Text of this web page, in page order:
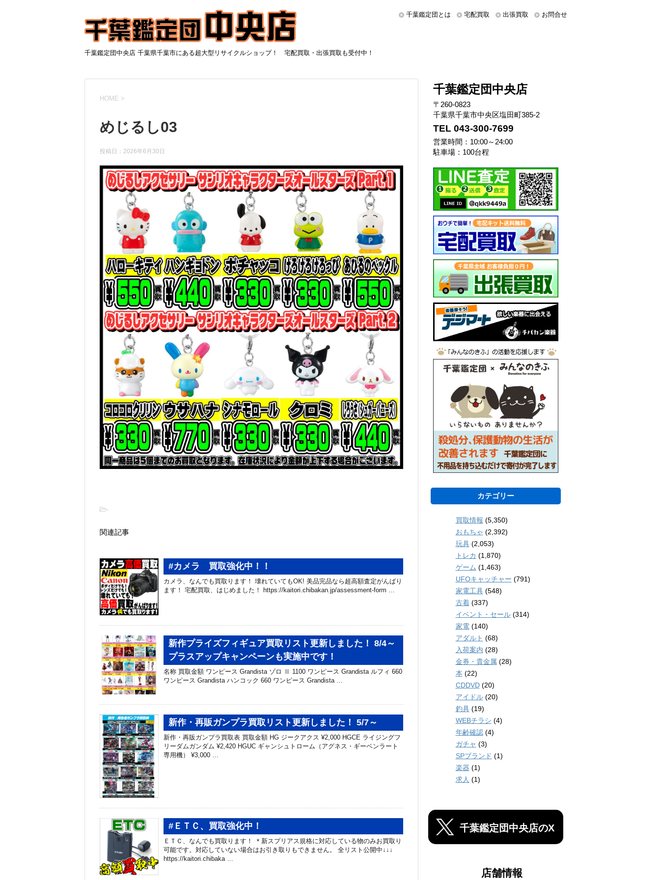
千葉鑑定団中央店 千葉県千葉市にある超大型リサイクルショップ！ 宅配買取・出張買取も受付中！
千葉鑑定団とは 宅配買取 出張買取 お問合せ
HOME >
めじるし03
投稿日： 2026年6月30日
-
関連記事
#カメラ 買取強化中！！
カメラ、なんでも買取ります！ 壊れていてもOK! 美品完品なら超高額査定がんばり
ます！ 宅配買取、はじめました！ https://kaitori.chibakan.jp/assessment-form …
新作プライズフィギュア買取リスト更新しました！ 8/4～
プラスアップキャンペーンも実施中です！
名称 買取金額 ワンピース Grandista ゾロ Ⅱ 1100 ワンピース Grandista ルフィ 660
ワンピース Grandista ハンコック 660 ワンピース Grandista …
新作・再販ガンプラ買取リスト更新しました！ 5/7～
新作・再販ガンプラ買取表 買取金額 HG ジークアクス ¥2,000 HGCE ライジングフ
リーダムガンダム ¥2,420 HGUC ギャンシュトローム（アグネス・ギーベンラート
専用機） ¥3,000 …
#ＥＴＣ、買取強化中！
ＥＴＣ、なんでも買取ります！ ＊新スプリアス規格に対応している物のみお買取り
可能です。対応していない場合はお引き取りもできません。 全リスト公開中↓↓↓
https://kaitori.chibaka …
千葉鑑定団中央店
〒260-0823
千葉県千葉市中央区塩田町385-2
TEL 043-300-7699
営業時間：10:00～24:00
駐車場：100台程
カテゴリー
買取情報 (5,350)
おもちゃ (2,392)
玩具(2,053)
トレカ (1,870)
ゲーム (1,463)
UFOキャッチャー (791)
家電工具(548)
古着(337)
イベント・セール(314)
家電(140)
アダルト (68)
入荷案内 (28)
金券・貴金属 (28)
本 (22)
CDDVD(20)
アイドル(20)
釣具(19)
WEBチラシ (4)
年齢確認(4)
ガチャ (3)
SPブランド (1)
楽器 (1)
求人 (1)
千葉鑑定団中央店のX
店舗情報